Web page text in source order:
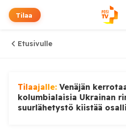
Tilaa
Etusivulle
Tilaajalle: Venäjän
kolumbialaisia Ukrainan
suurlähetystö kiistää